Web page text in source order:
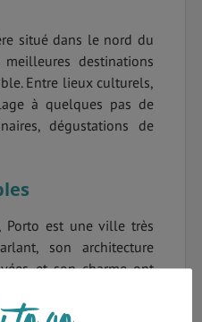
situé dans le nord du
meilleures destinations
Entre lieux culturels,
à quelques pas de
dégustations de
Porto est une ville très
son architecture
et son charme ont
culture, aventuriers,